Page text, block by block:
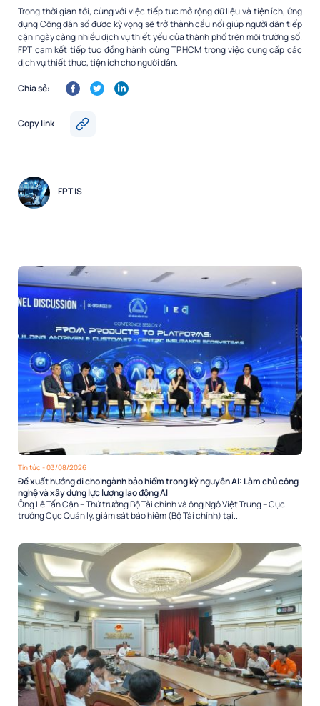
Trong thời gian tới, cùng với việc tiếp tục mở rộng dữ liệu và tiện ích, ứng
dụng Công dân số được kỳ vọng sẽ trở thành cầu nối giúp người dân tiếp
cận ngày càng nhiều dịch vụ thiết yếu của thành phố trên môi trường số.
FPT cam kết tiếp tục đồng hành cùng TP.HCM trong việc cung cấp các
dịch vụ thiết thực, tiện ích cho người dân.
Chia sẻ:
Copy link
FPT IS
Tin tức - 03/08/2026
Đề xuất hướng đi cho ngành bảo hiểm trong kỷ nguyên AI: Làm chủ công
nghệ và xây dựng lực lượng lao động AI
Ông Lê Tấn Cận – Thứ trưởng Bộ Tài chính và ông Ngô Việt Trung – Cục
trưởng Cục Quản lý, giám sát bảo hiểm (Bộ Tài chính) tại...